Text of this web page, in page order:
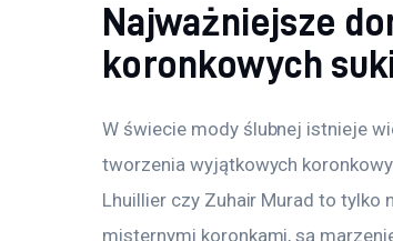
Najważniejsze
koronkowych
W świecie mody ślubnej istnieje
tworzenia wyjątkowych
Lhuillier czy Zuhair Murad to tylko
misternymi koronkami, są